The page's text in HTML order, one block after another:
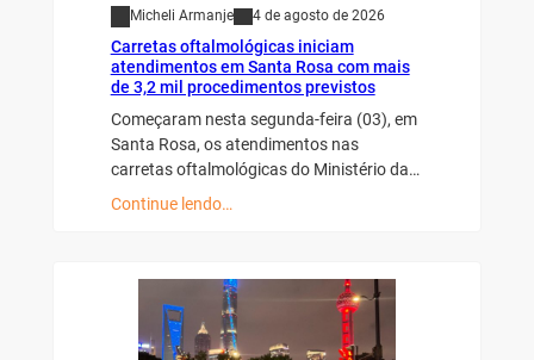
Micheli Armanje 4 de agosto de 2026
Carretas oftalmológicas iniciam
atendimentos em Santa Rosa com mais
de 3,2 mil procedimentos previstos
Começaram nesta segunda-feira (03), em
Santa Rosa, os atendimentos nas
carretas oftalmológicas do Ministério da…
Continue lendo…